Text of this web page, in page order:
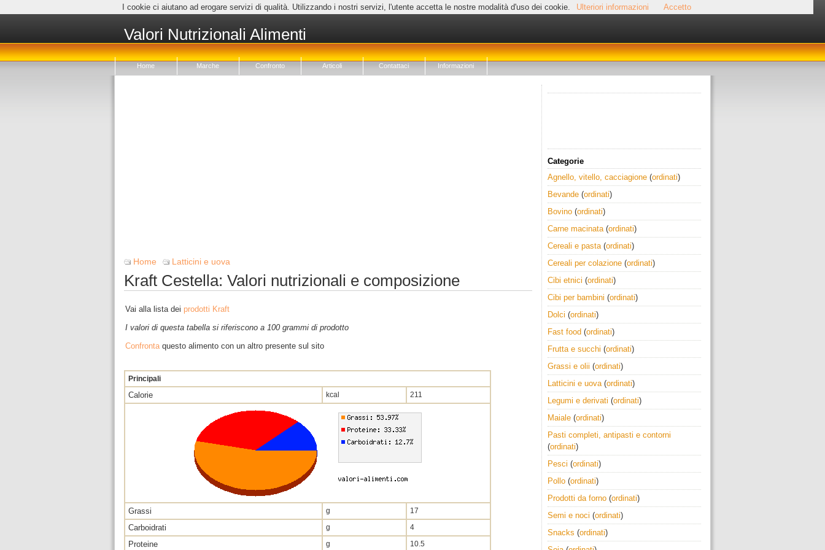
I cookie ci aiutano ad erogare servizi di qualità. Utilizzando i nostri servizi, l'utente accetta le nostre modalità d'uso dei cookie. Ulteriori informazioni Accetto
Valori Nutrizionali Alimenti
Home Marche Confronto Articoli Contattaci Informazioni
Home Latticini e uova
Kraft Cestella: Valori nutrizionali e composizione
Vai alla lista dei prodotti Kraft
I valori di questa tabella si riferiscono a 100 grammi di prodotto
Confrontaquesto alimento con un altro presente sul sito
Principali
Calorie kcal 211
Grassi g 17
Carboidrati g 4
Proteine g
10.5
Categorie
Agnello, vitello, cacciagione (ordinati)
Bevande (ordinati)
Bovino (ordinati)
Carne macinata(ordinati)
Cereali e pasta(ordinati)
Cereali per colazione (ordinati)
Cibi etnici (ordinati)
Cibi per bambini (ordinati)
Dolci (ordinati)
Fast food (ordinati)
Frutta e succhi (ordinati)
Grassi e olii (ordinati)
Latticini e uova(ordinati)
Legumi e derivati (ordinati)
Maiale (ordinati)
Pasti completi, antipasti e contorni
(ordinati)
Pesci (ordinati)
Pollo (ordinati)
Prodotti da forno (ordinati)
Semi e noci (ordinati)
Snacks (ordinati)